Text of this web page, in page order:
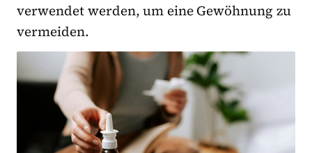
verwendet werden, um eine Gewöhnung zu
vermeiden.